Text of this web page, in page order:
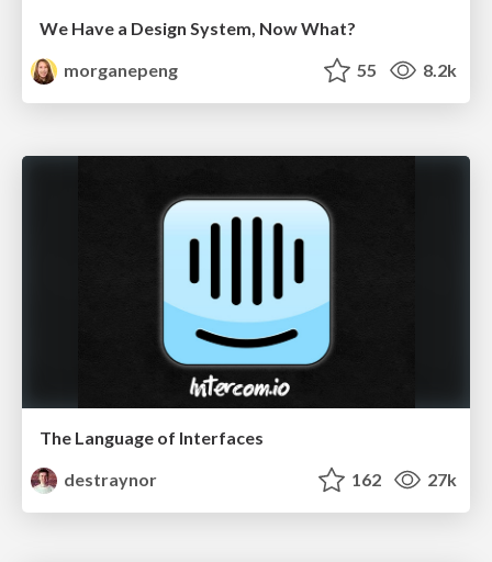
We Have a Design System, Now What?
morganepeng
55 8.2k
The Language of Interfaces
destraynor
162 27k